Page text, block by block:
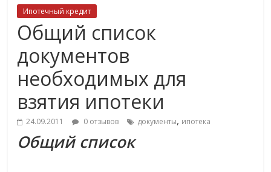
Ипотечный кредит
Общий список
документов
необходимых для
взятия ипотеки
24.09.2011 0 отзывов документы, ипотека
Общий список